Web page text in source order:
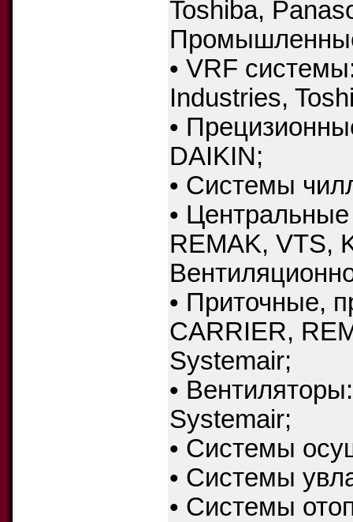
Toshiba,
• VRF
Industries,
•
DAIKIN;
• Системы
•
REMAK, VTS,
• Приточные,
CARRIER,
Systemair;
•
Systemair;
• Системы
• Системы
• Системы